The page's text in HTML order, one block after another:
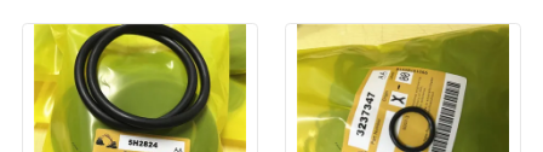
κυλίνδρου φορτωτή Black
Oring